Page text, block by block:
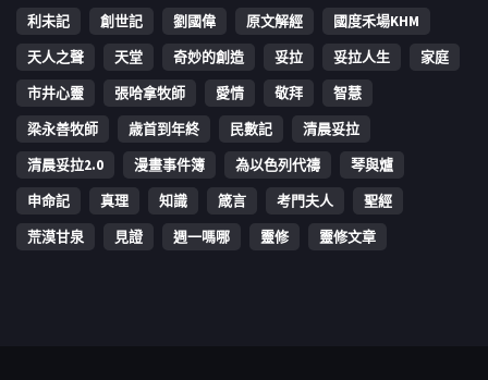
利未記
創世記 劉國偉 原文解經
國度禾場KHM
天人之聲
天堂 奇妙的創造 妥拉 妥拉人生
家庭
市井心靈
張哈拿牧師 愛情 敬拜
智慧
梁永善牧師
歳首到年終 民數記
清晨妥拉
清晨妥拉2.0
漫畫事件簿 為以色列代禱
琴與爐
申命記
真理 知識 箴言 考門夫人
聖經
荒漠甘泉
見證 週一嗎哪 靈修 靈修文章